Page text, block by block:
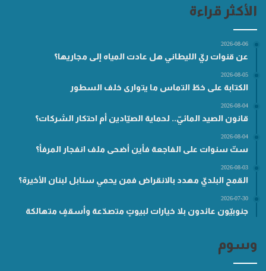
الأكثر قراءة
2026-08-06
عن قنوات ريّ الليطاني هل عادت المياه إلى مجاريها؟
2026-08-05
الكتابة على خطّ التماس ما يتوارى خلف السطور
2026-08-04
قانون الصيد المائيّ.. لحماية الصيّادين أم احتكار الشركات؟
2026-08-04
ستّ سنوات على الفاجعة فأين أضحى ملف انفجار المرفأ؟
2026-08-03
القمح البلديّ مهدد بالانقراض فمن يحمي سنابل لبنان الأخيرة؟
2026-07-30
جنوبيّون عائدون بلا خيارات لبيوتٍ متصدّعة وأسقفٍ متهالكة
وسوم